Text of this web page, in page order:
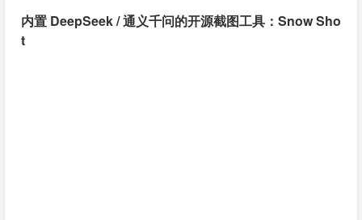
内置 DeepSeek / 通义千问的开源截图工具：Snow Sho
t